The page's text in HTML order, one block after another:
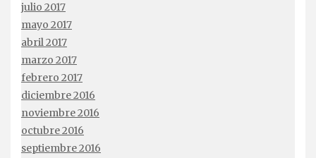
julio 2017
mayo 2017
abril 2017
marzo 2017
febrero 2017
diciembre 2016
noviembre 2016
octubre 2016
septiembre 2016